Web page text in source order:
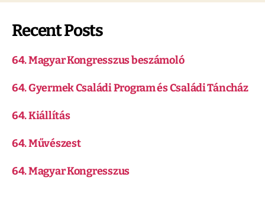
Recent Posts
64. Magyar Kongresszus beszámoló
64. Gyermek Családi Program és Családi Táncház
64. Kiállítás
64. Művészest
64. Magyar Kongresszus